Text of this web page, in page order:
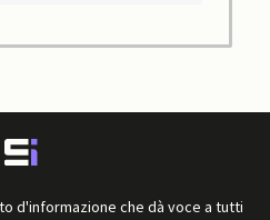
d'informazione che dà voce a tutti